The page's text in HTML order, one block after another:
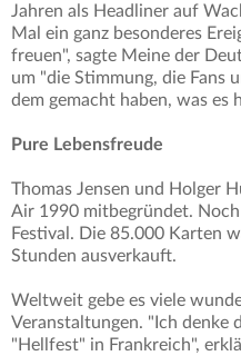
Jahren als Headliner auf
Mal ein ganz besonderes
freuen", sagte Meine der
um "die Stimmung, die Fans
dem gemacht haben, was es
Pure Lebensfreude
Thomas Jensen und Holger
Air 1990 mitbegründet.
Festival. Die 85.000 Karten
Stunden ausverkauft.
Weltweit gebe es viele
Veranstaltungen. "Ich denke
"Hellfest" in Frankreich",